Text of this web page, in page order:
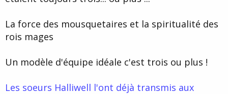
La force des mousquetaires et la spiritualité des
rois mages
Un modèle d'équipe idéale c'est trois ou plus !
Les soeurs Halliwell l'ont déjà transmis aux